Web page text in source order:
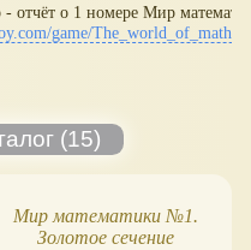
- отчёт о 1 номере Мир
game/
Мир математики №1.
Золотое сечение